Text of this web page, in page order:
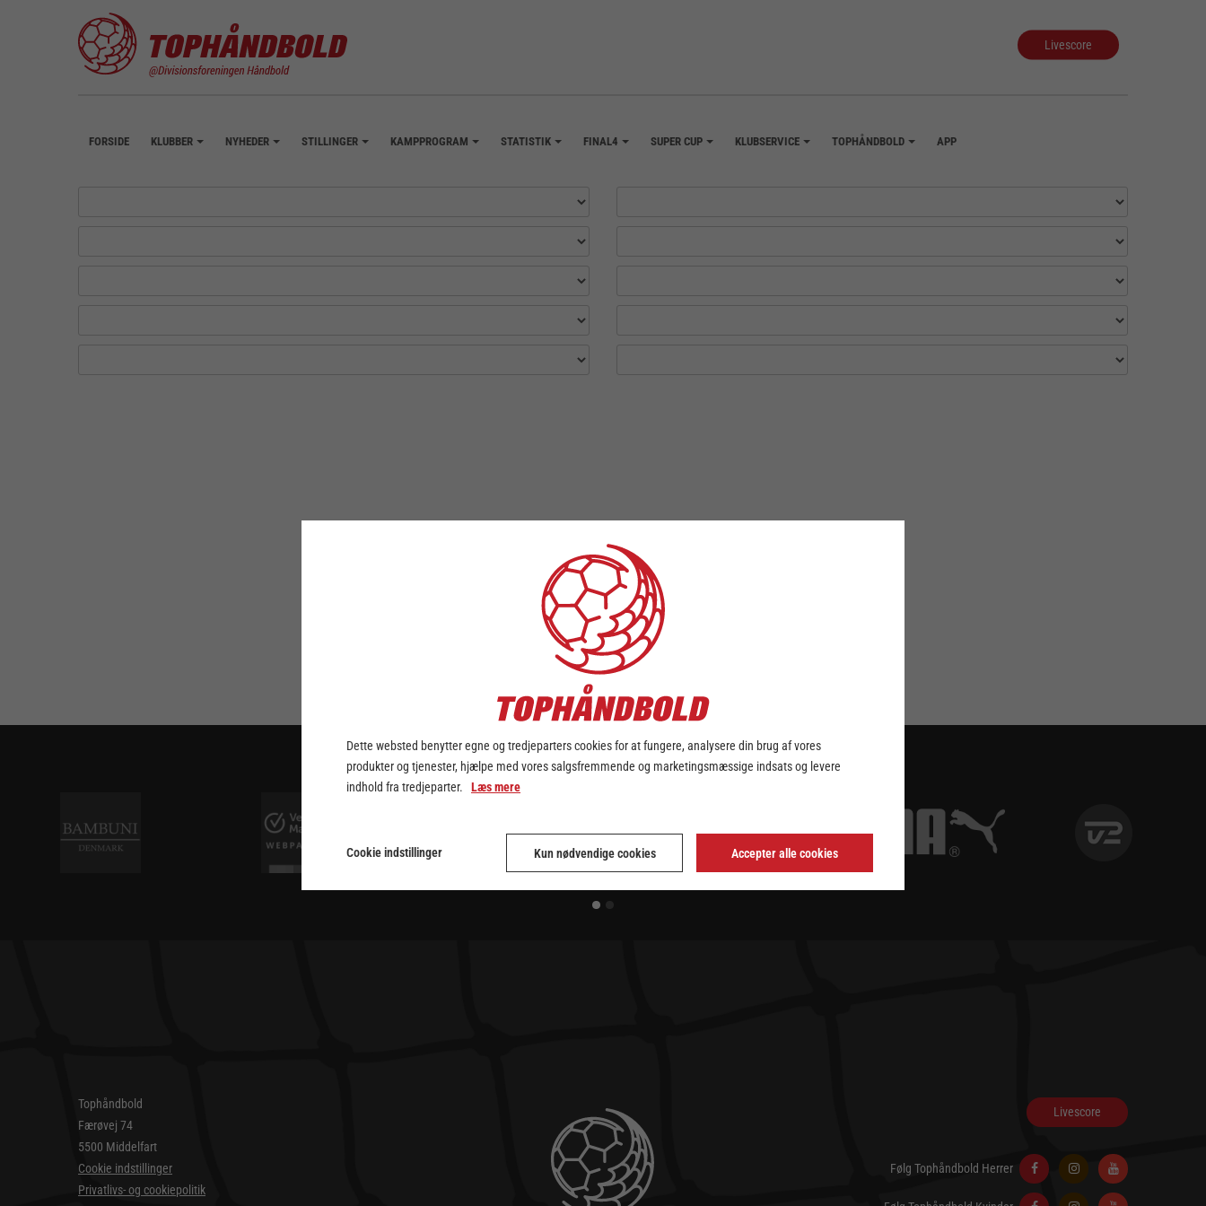
Livescore
FORSIDE KLUBBER NYHEDER STILLINGER KAMPPROGRAM STATISTIK FINAL4 SUPER CUP KLUBSERVICE TOPHÅNDBOLD APP
Tophåndbold
Færøvej 74
5500 Middelfart
Cookie indstillinger
Privatlivs- og cookiepolitik
Livescore
Følg Tophåndbold Herrer
Dette websted benytter egne og tredjeparters cookies for at fungere, analysere din brug af vores
produkter og tjenester, hjælpe med vores salgsfremmende og marketingsmæssige indsats og levere
indhold fra tredjeparter. Læs mere
Cookie indstillinger Kun nødvendige cookies Accepter alle cookies